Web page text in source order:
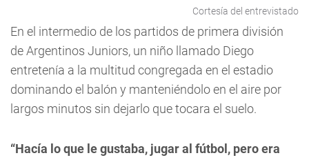
Cortesía del entrevistado
En el intermedio de los partidos de primera división
de Argentinos Juniors, un niño llamado Diego
entretenía a la multitud congregada en el estadio
dominando el balón y manteniéndolo en el aire por
largos minutos sin dejarlo que tocara el suelo.
“Hacía lo que le gustaba, jugar al fútbol, pero era